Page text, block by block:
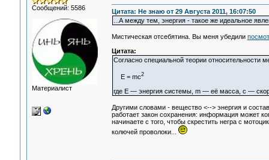
Сообщений: 5586
Материалист
Цитата: Не знаю от 29 Августа 2011, 16:07:50
...А между тем, энергия - такое же идеальное
Мистическая отсебятина. Вы меня убедили
Цитата:
Согласно специальной теории
E = mc2
где E — энергия системы, m — её масса, c —
Другими словами - вещество <--> энергия и
работает закон сохранения: информация может
начинаете с того, чтобы скрестить негра с
колючей проволоки...